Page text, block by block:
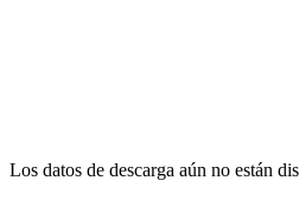
Los datos de descarga aún no están